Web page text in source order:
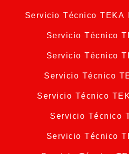
Servicio Técnico TEKA
Servicio Técnico
Servicio Técnico
Servicio Técnico
Servicio Técnico
Servicio Técnico
Servicio Técnico